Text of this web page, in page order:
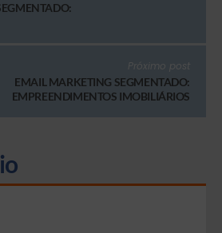
Próximo post
EMAIL MARKETING SEGMENTADO:
EMPREENDIMENTOS IMOBILIÁRIOS